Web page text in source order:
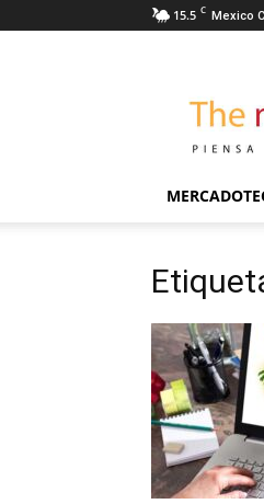
15.5 C Mexico